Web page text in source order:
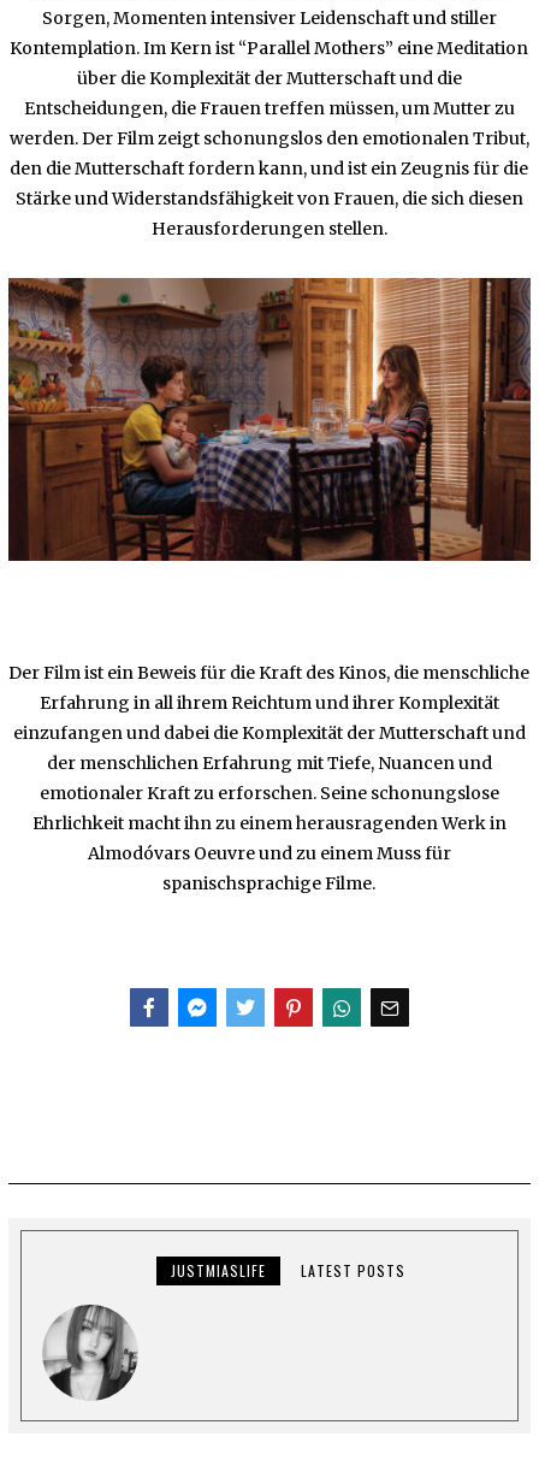
Sorgen, Momenten intensiver Leidenschaft und stiller
Kontemplation. Im Kern ist “Parallel Mothers” eine Meditation
über die Komplexität der Mutterschaft und die
Entscheidungen, die Frauen treffen müssen, um Mutter zu
werden. Der Film zeigt schonungslos den emotionalen Tribut,
den die Mutterschaft fordern kann, und ist ein Zeugnis für die
Stärke und Widerstandsfähigkeit von Frauen, die sich diesen
Herausforderungen stellen.
Der Film ist ein Beweis für die Kraft des Kinos, die menschliche
Erfahrung in all ihrem Reichtum und ihrer Komplexität
einzufangen und dabei die Komplexität der Mutterschaft und
der menschlichen Erfahrung mit Tiefe, Nuancen und
emotionaler Kraft zu erforschen. Seine schonungslose
Ehrlichkeit macht ihn zu einem herausragenden Werk in
Almodóvars Oeuvre und zu einem Muss für
spanischsprachige Filme.
JUSTMIASLIFE LATEST POSTS